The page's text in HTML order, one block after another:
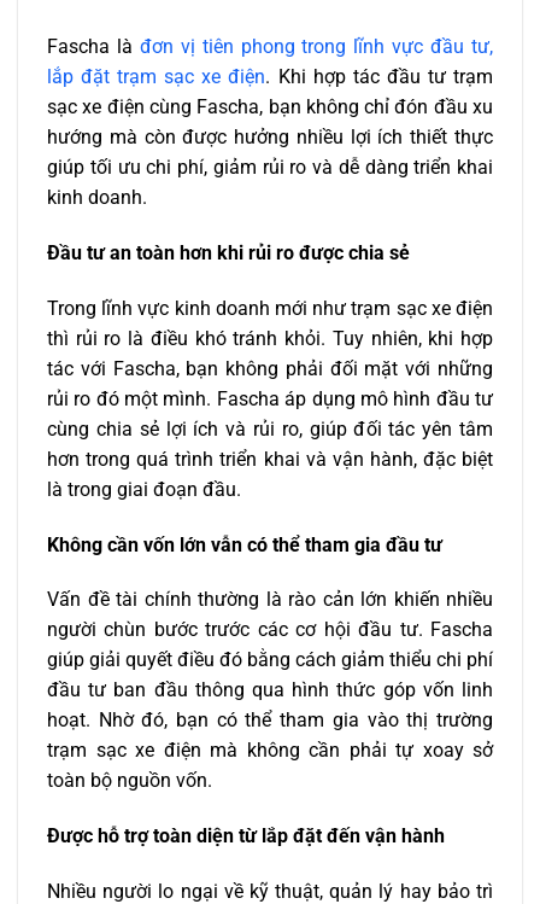
Fascha là đơn vị tiên phong trong lĩnh vực đầu tư,
lắp đặt trạm sạc xe điện. Khi hợp tác đầu tư trạm
sạc xe điện cùng Fascha, bạn không chỉ đón đầu xu
hướng mà còn được hưởng nhiều lợi ích thiết thực
giúp tối ưu chi phí, giảm rủi ro và dễ dàng triển khai
kinh doanh.
Đầu tư an toàn hơn khi rủi ro được chia sẻ
Trong lĩnh vực kinh doanh mới như trạm sạc xe điện
thì rủi ro là điều khó tránh khỏi. Tuy nhiên, khi hợp
tác với Fascha, bạn không phải đối mặt với những
rủi ro đó một mình. Fascha áp dụng mô hình đầu tư
cùng chia sẻ lợi ích và rủi ro, giúp đối tác yên tâm
hơn trong quá trình triển khai và vận hành, đặc biệt
là trong giai đoạn đầu.
Không cần vốn lớn vẫn có thể tham gia đầu tư
Vấn đề tài chính thường là rào cản lớn khiến nhiều
người chùn bước trước các cơ hội đầu tư. Fascha
giúp giải quyết điều đó bằng cách giảm thiểu chi phí
đầu tư ban đầu thông qua hình thức góp vốn linh
hoạt. Nhờ đó, bạn có thể tham gia vào thị trường
trạm sạc xe điện mà không cần phải tự xoay sở
toàn bộ nguồn vốn.
Được hỗ trợ toàn diện từ lắp đặt đến vận hành
Nhiều người lo ngại về kỹ thuật, quản lý hay bảo trì